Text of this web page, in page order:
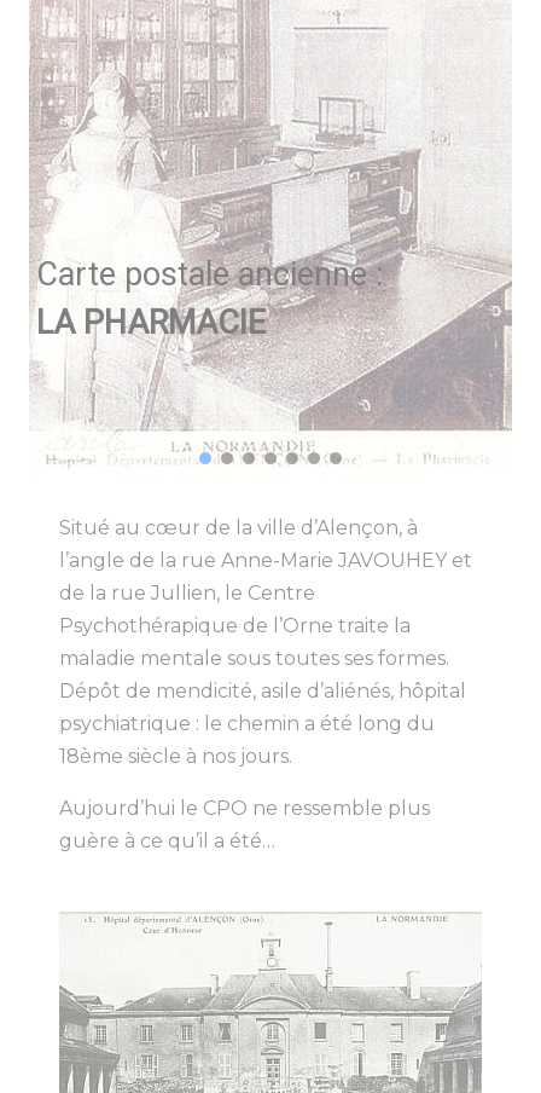
Carte postale ancienne :
LA PHARMACIE
Situé au cœur de la ville d’Alençon, à
l’angle de la rue Anne-Marie JAVOUHEY et
de la rue Jullien, le Centre
Psychothérapique de l’Orne traite la
maladie mentale sous toutes ses formes.
Dépôt de mendicité, asile d’aliénés, hôpital
psychiatrique : le chemin a été long du
18ème siècle à nos jours.
Aujourd’hui le CPO ne ressemble plus
guère à ce qu’il a été…